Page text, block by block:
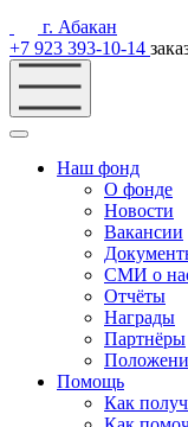
г. Абакан
+7 923 393-10-14
Наш фонд
О фонде
Новости
Вакансии
СМИ о
Отчёты
Награды
Партнёры
Помощь
Как